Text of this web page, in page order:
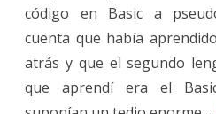
código en Basic a
cuenta que había
atrás y que el segundo
que aprendí era el